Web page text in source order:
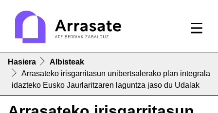
Hasiera
Albisteak
Arrasateko irisgarritasun unibertsalerako plan integrala
idazteko Eusko Jaurlaritzaren laguntza jaso du Udalak